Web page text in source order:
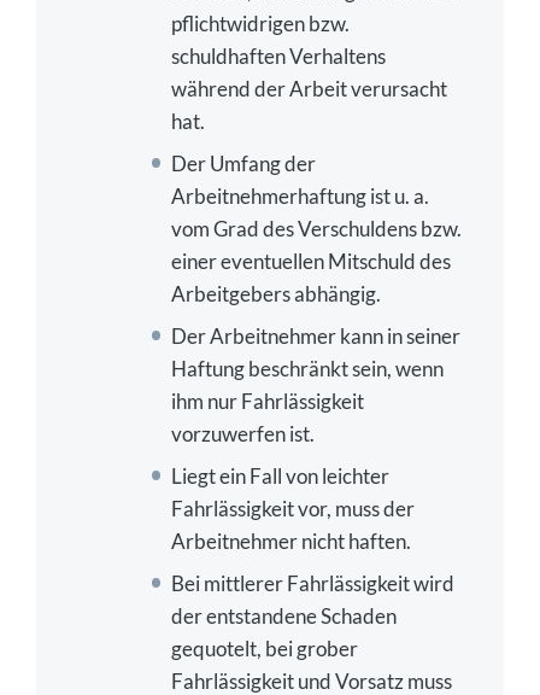
Wie haftet der Arbeitnehmer bei Schädigung
eines Kollegen?
Gibt es eine Haftungsoberbegrenzung bei
Arbeitnehmern?
Exkurs: Was ist die Arbeitgeberhaftung?
pflichtwidrigen bzw.
schuldhaften Verhaltens
während der Arbeit verursacht
hat.
Der Umfang der
Arbeitnehmerhaftung ist u. a.
vom Grad des Verschuldens bzw.
einer eventuellen Mitschuld des
Arbeitgebers abhängig.
Der Arbeitnehmer kann in seiner
Haftung beschränkt sein, wenn
ihm nur Fahrlässigkeit
vorzuwerfen ist.
Liegt ein Fall von leichter
Fahrlässigkeit vor, muss der
Arbeitnehmer nicht haften.
Bei mittlerer Fahrlässigkeit wird
der entstandene Schaden
gequotelt, bei grober
Fahrlässigkeit und Vorsatz muss